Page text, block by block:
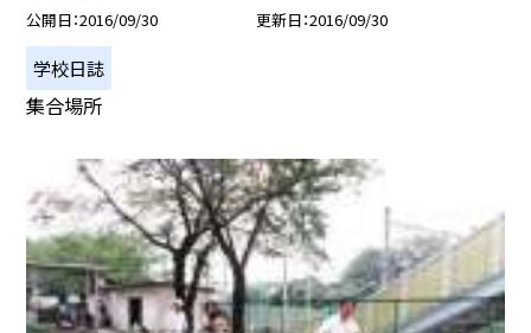
公開日 2016/09/30 更新日 2016/09/30
学校日誌
集合場所